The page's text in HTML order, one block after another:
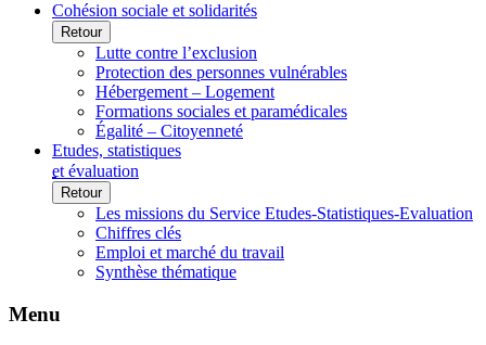
Cohésion sociale et solidarités
Retour
Lutte contre l’exclusion
Protection des personnes vulnérables
Hébergement – Logement
Formations sociales et paramédicales
Égalité – Citoyenneté
Etudes, statistiques
et évaluation
Retour
Les missions du Service Etudes-Statistiques-Evaluation
Chiffres clés
Emploi et marché du travail
Synthèse thématique
Menu